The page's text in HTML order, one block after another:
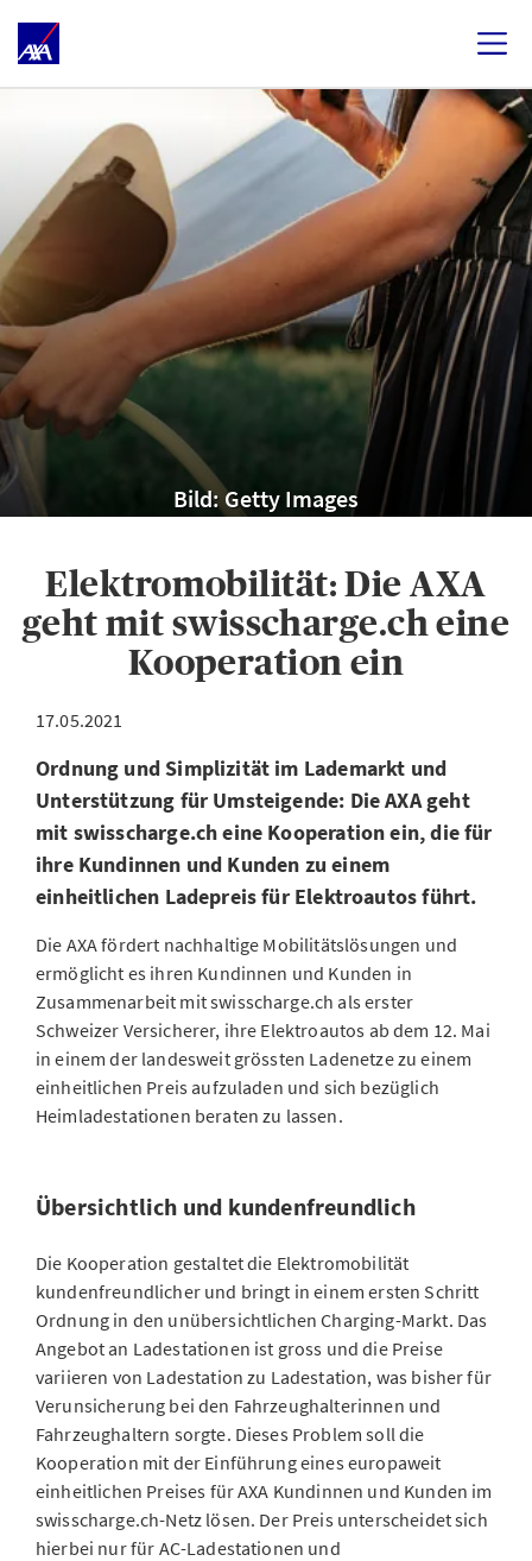
Bild: Getty Images
Elektromobilität: Die AXA
geht mit swisscharge.ch eine
Kooperation ein
17.05.2021
Ordnung und Simplizität im Lademarkt und
Unterstützung für Umsteigende: Die AXA geht
mit swisscharge.ch eine Kooperation ein, die für
ihre Kundinnen und Kunden zu einem
einheitlichen Ladepreis für Elektroautos führt.
Die AXA fördert nachhaltige Mobilitätslösungen und
ermöglicht es ihren Kundinnen und Kunden in
Zusammenarbeit mit swisscharge.ch als erster
Schweizer Versicherer, ihre Elektroautos ab dem 12. Mai
in einem der landesweit grössten Ladenetze zu einem
einheitlichen Preis aufzuladen und sich bezüglich
Heimladestationen beraten zu lassen.
Übersichtlich und kundenfreundlich
Die Kooperation gestaltet die Elektromobilität
kundenfreundlicher und bringt in einem ersten Schritt
Ordnung in den unübersichtlichen Charging-Markt. Das
Angebot an Ladestationen ist gross und die Preise
variieren von Ladestation zu Ladestation, was bisher für
Verunsicherung bei den Fahrzeughalterinnen und
Fahrzeughaltern sorgte. Dieses Problem soll die
Kooperation mit der Einführung eines europaweit
einheitlichen Preises für AXA Kundinnen und Kunden im
swisscharge.ch-Netz lösen. Der Preis unterscheidet sich
hierbei nur für AC-Ladestationen und